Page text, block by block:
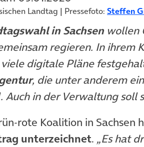
Landtag | Pressefoto: Steffen
in Sachsen wollen
regieren. In ihrem
digitale Pläne
, die unter anderem
in der Verwaltung soll
rote Koalition in Sachsen
unterzeichnet. „Es hat